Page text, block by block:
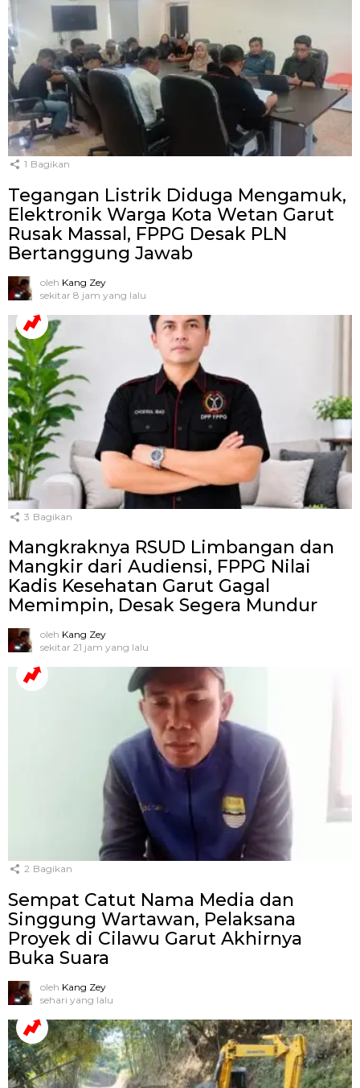
1 Bagikan
Tegangan Listrik Diduga Mengamuk,
Elektronik Warga Kota Wetan Garut
Rusak Massal, FPPG Desak PLN
Bertanggung Jawab
oleh Kang Zey
sekitar 8 jam yang lalu
3 Bagikan
Mangkraknya RSUD Limbangan dan
Mangkir dari Audiensi, FPPG Nilai
Kadis Kesehatan Garut Gagal
Memimpin, Desak Segera Mundur
oleh Kang Zey
sekitar 21 jam yang lalu
2 Bagikan
Sempat Catut Nama Media dan
Singgung Wartawan, Pelaksana
Proyek di Cilawu Garut Akhirnya
Buka Suara
oleh Kang Zey
sehari yang lalu